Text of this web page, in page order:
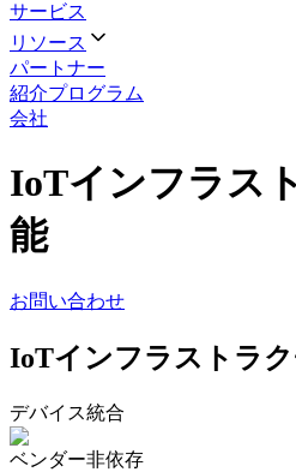
サービス
リソース
パートナー
紹介プログラム
会社
IoTインフラス
能
お問い合わせ
IoTインフラストラ
デバイス統合
ベンダー非依存